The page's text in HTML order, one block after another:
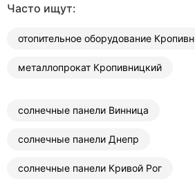
Часто ищут:
отопительное оборудование
металлопрокат Кропивницкий
солнечные панели Винница
солнечные панели Днепр
солнечные панели Кривой Рог